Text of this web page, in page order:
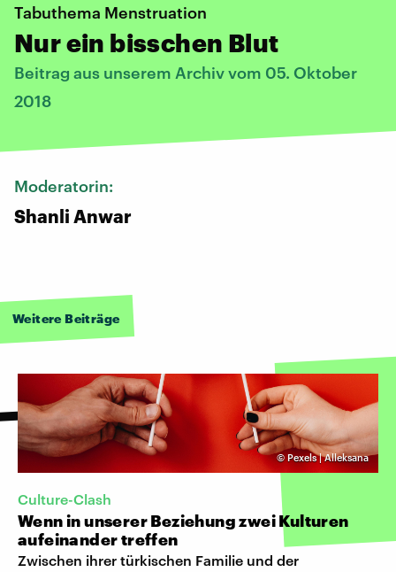
Tabuthema Menstruation
Nur ein bisschen Blut
Beitrag aus unserem Archiv vom 05. Oktober
2018
Moderatorin:
Shanli Anwar
Weitere Beiträge
©Pexels | Alleksana
Culture-Clash
Wenn in unserer Beziehung zwei Kulturen
aufeinander treffen
Zwischen ihrer türkischen Familie und der